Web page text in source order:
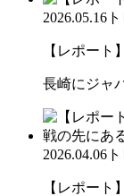
2026.05.16
【レポート
長崎にジャ
2026.04.06
【レポー